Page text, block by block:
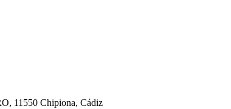
11550 Chipiona, Cádiz